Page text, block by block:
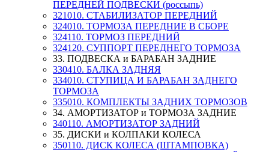
ПЕРЕДНЕЙ ПОДВЕСКИ (россыпь)
321010. СТАБИЛИЗАТОР ПЕРЕДНИЙ
324010. ТОРМОЗА ПЕРЕДНИЕ В СБОРЕ
324110. ТОРМОЗ ПЕРЕДНИЙ
324120. СУППОРТ ПЕРЕДНЕГО ТОРМОЗА
33. ПОДВЕСКА и БАРАБАН ЗАДНИЕ
330410. БАЛКА ЗАДНЯЯ
334010. СТУПИЦА И БАРАБАН ЗАДНЕГО
ТОРМОЗА
335010. КОМПЛЕКТЫ ЗАДНИХ ТОРМОЗОВ
34. АМОРТИЗАТОР и ТОРМОЗА ЗАДНИЕ
340110. АМОРТИЗАТОР ЗАДНИЙ
35. ДИСКИ и КОЛПАКИ КОЛЕСА
350110. ДИСК КОЛЕСА (ШТАМПОВКА)